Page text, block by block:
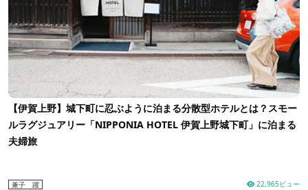
【伊賀上野】城下町に忍ぶように泊まる分散型ホテルとは？スモー
ルラグジュアリー「NIPPONIA HOTEL 伊賀上野城下町」に泊まる
夫婦旅
兼子 躍 22,965ビュー